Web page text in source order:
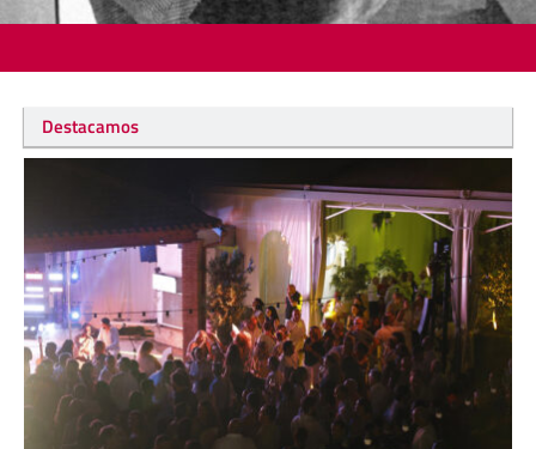
Destacamos